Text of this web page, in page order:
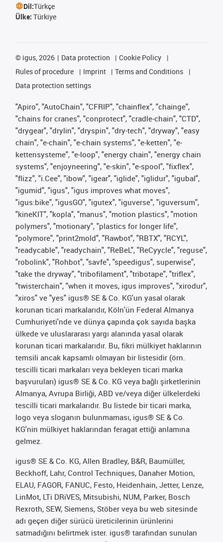
Dil:Türkçe
Ülke: Türkiye
© igus, 2026 Data protection
Cookie Policy
Rules of procedure
Imprint
Terms and Conditions
Data protection settings
"Apiro", "AutoChain", "CFRIP", "chainflex", "chainge",
"chains for cranes", "conprotect", "cradle-chain", "CTD",
"drygear", "drylin", "dryspin", "dry-tech", "dryway", "easy
chain", "e-chain", "e-chain systems", "e-ketten", "e-
kettensysteme", "e-loop", "energy chain", "energy chain
systems", "enjoyneering", "e-skin", "e-spool", "fixflex",
"flizz", "i.Cee", "ibow", "igear", "iglide", "iglidur", "igubal",
"igumid", "igus", "igus improves what moves",
"igus:bike", "igusGO", "igutex", "iguverse", "iguversum",
"kineKIT", "kopla", "manus", "motion plastics", "motion
polymers", "motionary", "plastics for longer life",
"polymore", "print2mold", "Rawbot", "RBTX", "RCYL",
"readycable", "readychain", "ReBeL", "ReCyycle", "reguse",
"robolink", "Rohbot", "savfe", "speedigus", superwise",
"take the dryway", "tribofilament", "tribotape", "triflex",
"twisterchain", "when it moves, igus improves", "xirodur",
"xiros" ve "yes" igus® SE & Co. KG'un yasal olarak
korunan ticari markalarıdır, Köln'ün Federal Almanya
Cumhuriyeti'nde ve dünya çapında çok sayıda başka
ülkede ve uluslararası yargı alanında yasal olarak
korunan ticari markalarıdır. Bu, fikri mülkiyet haklarının
temsili ancak kapsamlı olmayan bir listesidir (örn.
tescilli ticari markaları veya bekleyen ticari marka
başvuruları) igus® SE & Co. KG veya bağlı şirketlerinin
Almanya, Avrupa Birliği, ABD ve/veya diğer ülkelerdeki
tescilli ticari markalarıdır. Bu listede bir ticari marka,
logo veya sloganın bulunmaması, igus® SE & Co.
KG'nin mülkiyet haklarından feragat ettiği anlamına
gelmez.
igus® SE & Co. KG, Allen Bradley, B&R, Baumüller,
Beckhoff, Lahr, Control Techniques, Danaher Motion,
ELAU, FAGOR, FANUC, Festo, Heidenhain, Jetter, Lenze,
LinMot, LTi DRiVES, Mitsubishi, NUM, Parker, Bosch
Rexroth, SEW, Siemens, Stöber veya bu web sitesinde
adı geçen diğer sürücü üreticilerinin ürünlerini
satmadığını belirtmek ister. igus® tarafından sunulan